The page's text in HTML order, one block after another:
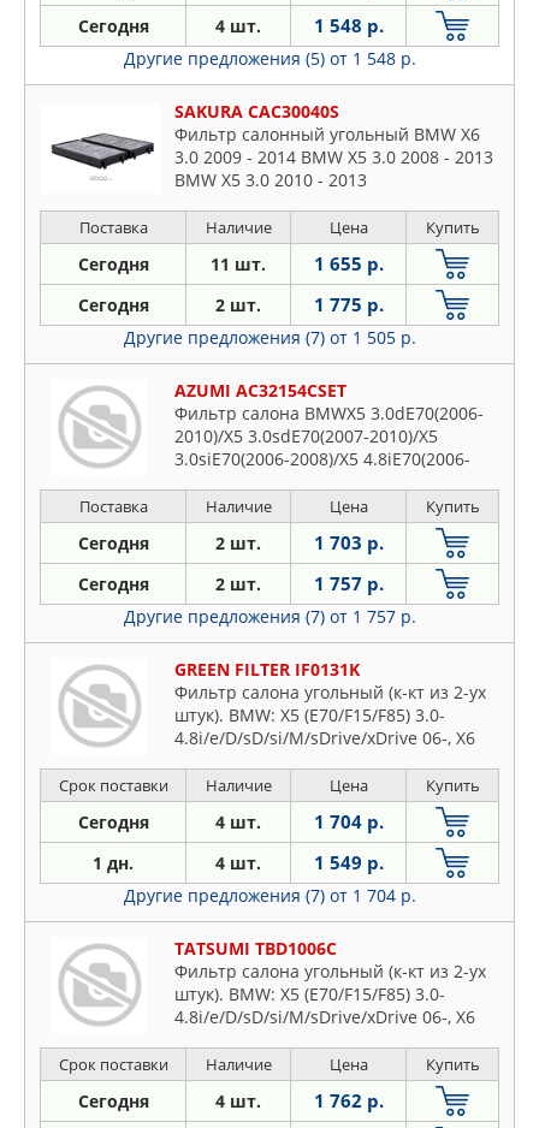
Сегодня 4 шт. 1 548 р.
Другие предложения (5) от 1 548 р.
SAKURA CAC30040S
Фильтр салонный угольный BMW X6
3.0 2009 - 2014 BMW X5 3.0 2008 - 2013
BMW X5 3.0 2010 - 2013
Поставка Наличие Цена Купить
Сегодня 11 шт. 1 655 р.
Сегодня 2 шт. 1 775 р.
Другие предложения (7) от 1 505 р.
AZUMI AC32154CSET
Фильтр салона BMWX5 3.0dE70(2006-
2010)/X5 3.0sdE70(2007-2010)/X5
3.0siE70(2006-2008)/X5 4.8iE70(2006-
sDrive 25dF
Поставка Наличие Цена Купить
Сегодня 2 шт. 1 703 р.
Сегодня 2 шт. 1 757 р.
Другие предложения (7) от 1 757 р.
GREEN FILTER IF0131K
Фильтр салона угольный (к-кт из 2-ух
штук). BMW: X5 (E70/F15/F85) 3.0-
4.8i/e/D/sD/si/M/sDrive/xDrive 06-, X6
4.4i/D/M/xDrive/ActiveHybrid 07-
Срок поставки Наличие Цена Купить
Сегодня 4 шт. 1 704 р.
1 дн. 4 шт. 1 549 р.
Другие предложения (7) от 1 704 р.
TATSUMI TBD1006C
Фильтр салона угольный (к-кт из 2-ух
штук). BMW: X5 (E70/F15/F85) 3.0-
4.8i/e/D/sD/si/M/sDrive/xDrive 06-, X6
4.4i/D/M/xDrive/ActiveHybrid 07-
Срок поставки Наличие Цена Купить
Сегодня 4 шт. 1 762 р.